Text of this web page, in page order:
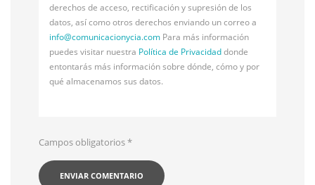
derechos de acceso, rectificación y supresión de los
datos, así como otros derechos enviando un correo a
info@comunicacionycia.com Para más información
puedes visitar nuestra Política de Privacidaddonde
entontarás más información sobre dónde, cómo y por
qué almacenamos sus datos.
Campos obligatorios*